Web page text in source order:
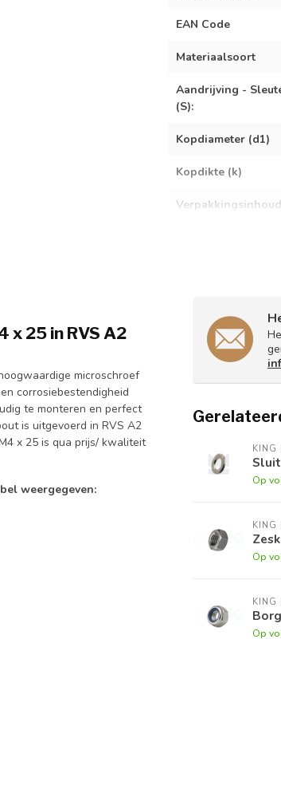
EAN Code
Materiaalsoort
Aandrijving -
(S):
Kopdiameter (d1)
Kopdikte (k)
Verpakkingsinhoud
x 25 in RVS A2
microschroef
corrosiebestendigheid
te monteren en perfect
is uitgevoerd in RVS A2
x 25 is qua prijs/ kwaliteit
weergegeven:
KING
Op
KING
Op
KING
Op